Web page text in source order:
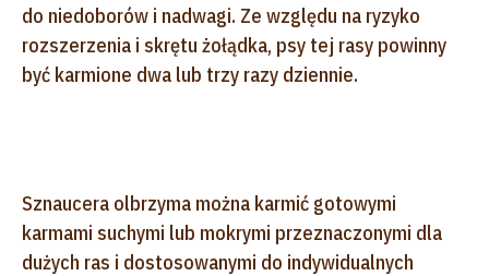
do niedoborów i nadwagi. Ze względu na ryzyko
rozszerzenia i skrętu żołądka, psy tej rasy powinny
być karmione dwa lub trzy razy dziennie.
Sznaucera olbrzyma można karmić gotowymi
karmami suchymi lub mokrymi przeznaczonymi dla
dużych ras i dostosowanymi do indywidualnych